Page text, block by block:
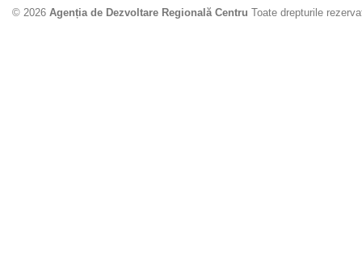
© 2026 Agenția de Dezvoltare Regională Centru Toate drepturile